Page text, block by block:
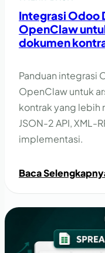
Integrasi Odoo
OpenClaw
dokumen
Panduan integrasi
OpenClaw untuk
kontrak yang lebih
JSON-2 API, XML-
implementasi.
Baca